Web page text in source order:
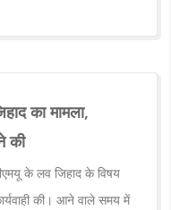
का मामला,
की
के लव जिहाद के विषय
की। आने वाले समय में